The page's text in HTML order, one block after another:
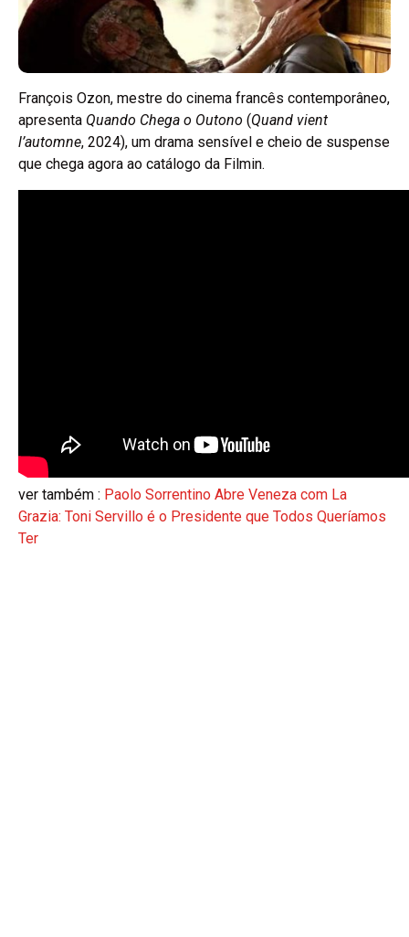
François Ozon, mestre do cinema francês contemporâneo,
apresenta Quando Chega o Outono (Quand vient
l’automne, 2024), um drama sensível e cheio de suspense
que chega agora ao catálogo da Filmin.
ver também : Paolo Sorrentino Abre Veneza com La
Grazia: Toni Servillo é o Presidente que Todos Queríamos
Ter